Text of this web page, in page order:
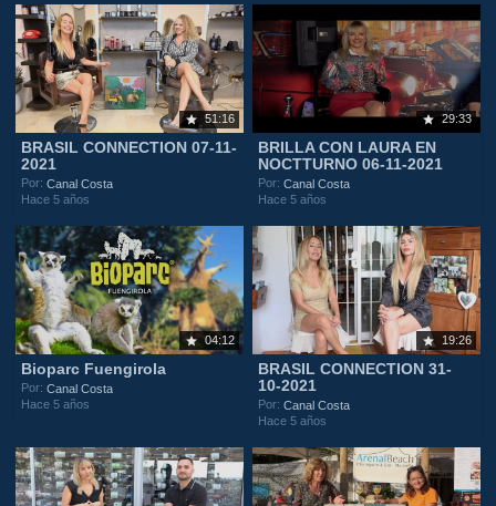
51:16
BRASIL CONNECTION 07-11-
2021
Por:Canal Costa
Hace 5 años
29:33
BRILLA CON LAURA EN
NOCTTURNO 06-11-2021
Por:Canal Costa
Hace 5 años
04:12
Bioparc Fuengirola
Por:Canal Costa
Hace 5 años
19:26
BRASIL CONNECTION 31-
10-2021
Por:Canal Costa
Hace 5 años